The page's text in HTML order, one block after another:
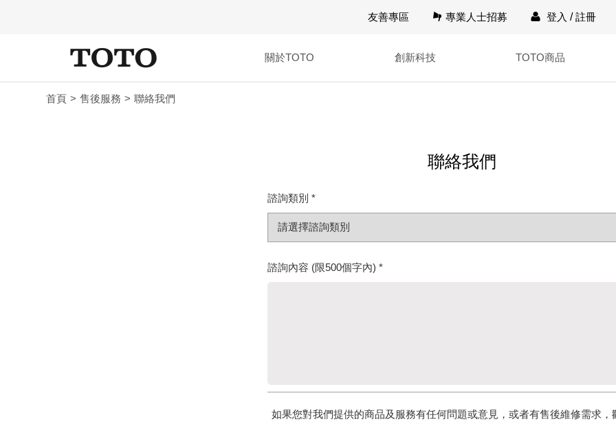
友善專區 專業人士招募 登入 /註冊
關於TOTO 創新科技 TOTO商品
首頁 售後服務 聯絡我們
聯絡我們
諮詢類別 *
諮詢內容 (限500個字內) *
如果您對我們提供的商品及服務有任何問題或意見，或者有售後維修需求，